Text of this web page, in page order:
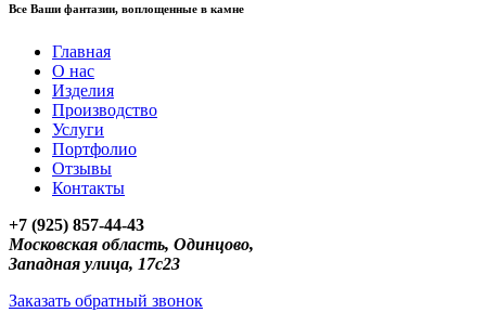
Все Ваши фантазии, воплощенные в камне
Главная
О нас
Изделия
Производство
Услуги
Портфолио
Отзывы
Контакты
+7 (925) 857-44-43
Московская область, Одинцово,
Западная улица, 17с23
Заказать обратный звонок